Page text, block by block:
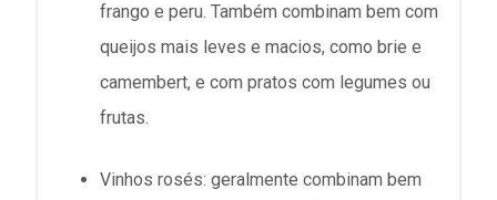
frango e peru. Também combinam bem com
queijos mais leves e macios, como brie e
camembert, e com pratos com legumes ou
frutas.
Vinhos rosés: geralmente combinam bem